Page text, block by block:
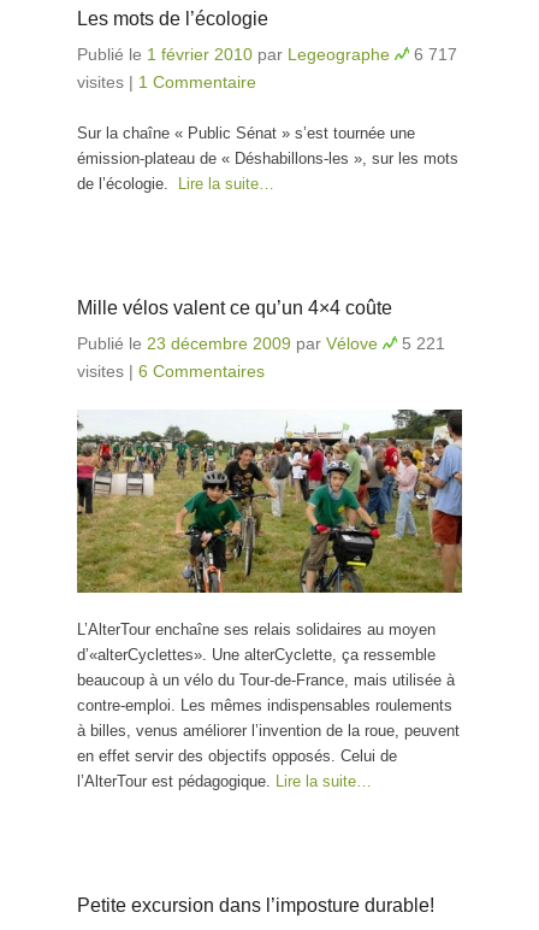
Les mots de l’écologie
Publié le 1 février 2010 par Legeographe
6 717
visites | 1 Commentaire
Sur la chaîne « Public Sénat » s’est tournée une
émission-plateau de « Déshabillons-les », sur les mots
de l’écologie. Lire la suite…
Mille vélos valent ce qu’un 4×4 coûte
Publié le 23 décembre 2009 par Vélove
5 221
visites | 6 Commentaires
L’AlterTour enchaîne ses relais solidaires au moyen
d’«alterCyclettes». Une alterCyclette, ça ressemble
beaucoup à un vélo du Tour-de-France, mais utilisée à
contre-emploi. Les mêmes indispensables roulements
à billes, venus améliorer l’invention de la roue, peuvent
en effet servir des objectifs opposés. Celui de
l’AlterTour est pédagogique. Lire la suite…
Petite excursion dans l’imposture durable!